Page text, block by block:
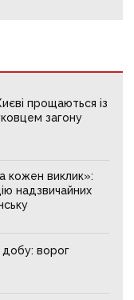
прощаються із
загону
кожен виклик»:
надзвичайних
добу: ворог